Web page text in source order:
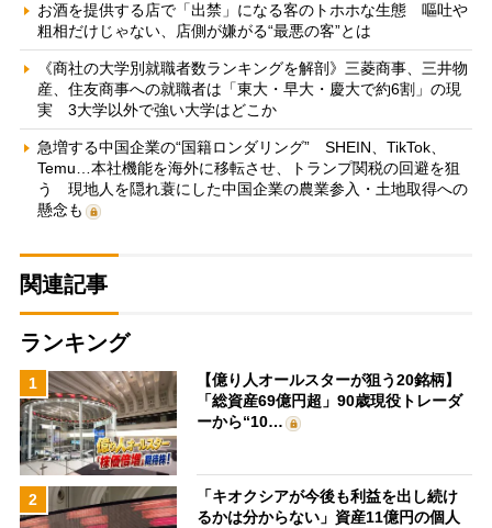
お酒を提供する店で「出禁」になる客のトホホな生態 嘔吐や
粗相だけじゃない、店側が嫌がる“最悪の客”とは
《商社の大学別就職者数ランキングを解剖》三菱商事、三井物
産、住友商事への就職者は「東大・早大・慶大で約6割」の現
実 3大学以外で強い大学はどこか
急増する中国企業の“国籍ロンダリング” SHEIN、TikTok、
Temu…本社機能を海外に移転させ、トランプ関税の回避を狙
う 現地人を隠れ蓑にした中国企業の農業参入・土地取得への
懸念も
関連記事
ランキング
1
【億り人オールスターが狙う20銘柄】
「総資産69億円超」90歳現役トレーダ
ーから“10…
2
「キオクシアが今後も利益を出し続け
るかは分からない」資産11億円の個人